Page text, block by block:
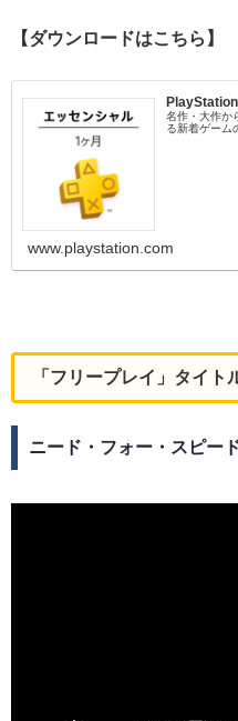
【ダウンロードはこちら】
名作・大作か
る新着ゲーム
www.playstation.com
「フリープレイ」タイト
ニード・フォー・スピー